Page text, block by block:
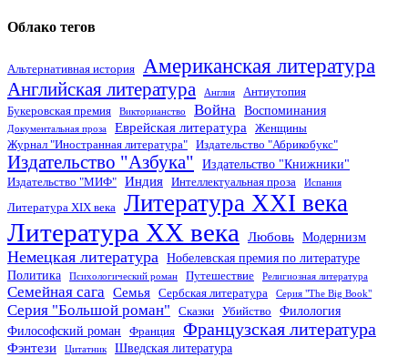
Облако тегов
Альтернативная история Американская литература
Английская литература Англия
Антиутопия
Букеровская премия
Викторианство Война Воспоминания
Документальная проза Еврейская литература
Женщины
Журнал "Иностранная литература"
Издательство "Абрикобукс"
Издательство "Азбука" Издательство "Книжники"
Издательство "МИФ" Индия Интеллектуальная проза Испания
Литература XIX века Литература XXI века
Литература XX века Любовь Модернизм
Немецкая литература Нобелевская премия по литературе
Политика
Психологический роман Путешествие Религиозная литература
Семейная сага Семья Сербская литература Серия "The Big Book"
Серия "Большой роман" Сказки Убийство
Филология
Философский роман
Франция Французская литература
Фэнтези Цитатник Шведская литература